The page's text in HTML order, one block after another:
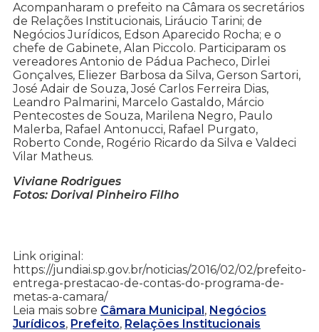
Acompanharam o prefeito na Câmara os secretários
de Relações Institucionais, Liráucio Tarini; de
Negócios Jurídicos, Edson Aparecido Rocha; e o
chefe de Gabinete, Alan Piccolo. Participaram os
vereadores Antonio de Pádua Pacheco, Dirlei
Gonçalves, Eliezer Barbosa da Silva, Gerson Sartori,
José Adair de Souza, José Carlos Ferreira Dias,
Leandro Palmarini, Marcelo Gastaldo, Márcio
Pentecostes de Souza, Marilena Negro, Paulo
Malerba, Rafael Antonucci, Rafael Purgato,
Roberto Conde, Rogério Ricardo da Silva e Valdeci
Vilar Matheus.
Viviane Rodrigues
Fotos: Dorival Pinheiro Filho
Link original:
https://jundiai.sp.gov.br/noticias/2016/02/02/prefeito-
entrega-prestacao-de-contas-do-programa-de-
metas-a-camara/
Leia mais sobre Câmara Municipal, Negócios
Jurídicos, Prefeito, Relações Institucionais